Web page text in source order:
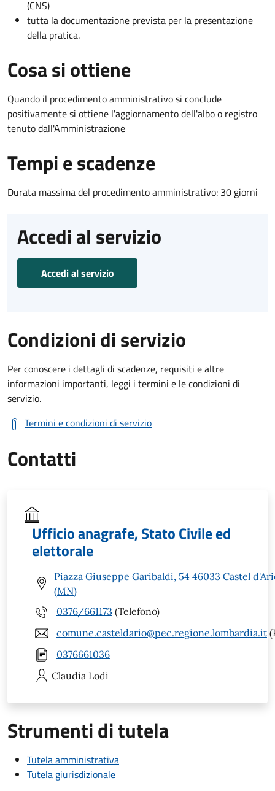
(CNS)
tutta la documentazione prevista per la presentazione
della pratica.
Cosa si ottiene
Quando il procedimento amministrativo si conclude
positivamente si ottiene l'aggiornamento dell'albo o registro
tenuto dall'Amministrazione
Tempi e scadenze
Durata massima del procedimento amministrativo: 30 giorni
Accedi al servizio
Accedi al servizio
Condizioni di servizio
Per conoscere i dettagli di scadenze, requisiti e altre
informazioni importanti, leggi i termini e le condizioni di
servizio.
Termini e condizioni di servizio
Contatti
Ufficio anagrafe, Stato Civile ed
elettorale
Piazza Giuseppe Garibaldi, 54 46033 Castel
(MN)
0376/661173 (Telefono)
comune.casteldario@pec.regione.lombardia.it
0376661036
Claudia Lodi
Strumenti di tutela
Tutela amministrativa
Tutela giurisdizionale